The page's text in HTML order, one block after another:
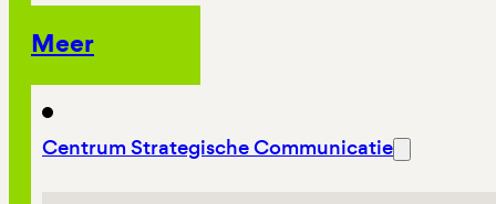
Meer
Centrum Strategische Communicatie